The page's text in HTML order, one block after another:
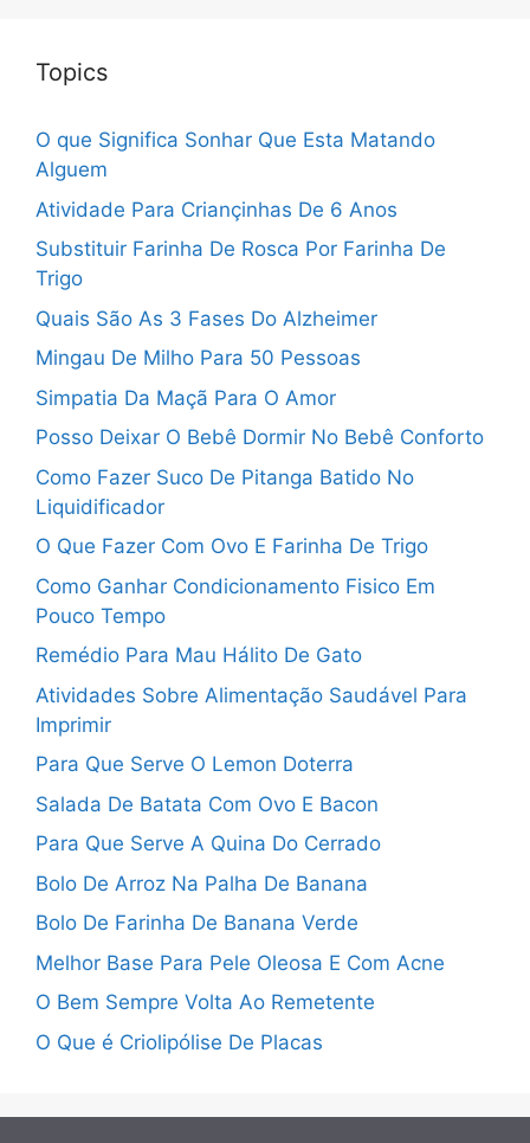
Topics
O que Significa Sonhar Que Esta Matando
Alguem
Atividade Para Criançinhas De 6 Anos
Substituir Farinha De Rosca Por Farinha De
Trigo
Quais São As 3 Fases Do Alzheimer
Mingau De Milho Para 50 Pessoas
Simpatia Da Maçã Para O Amor
Posso Deixar O Bebê Dormir No Bebê Conforto
Como Fazer Suco De Pitanga Batido No
Liquidificador
O Que Fazer Com Ovo E Farinha De Trigo
Como Ganhar Condicionamento Fisico Em
Pouco Tempo
Remédio Para Mau Hálito De Gato
Atividades Sobre Alimentação Saudável Para
Imprimir
Para Que Serve O Lemon Doterra
Salada De Batata Com Ovo E Bacon
Para Que Serve A Quina Do Cerrado
Bolo De Arroz Na Palha De Banana
Bolo De Farinha De Banana Verde
Melhor Base Para Pele Oleosa E Com Acne
O Bem Sempre Volta Ao Remetente
O Que é Criolipólise De Placas